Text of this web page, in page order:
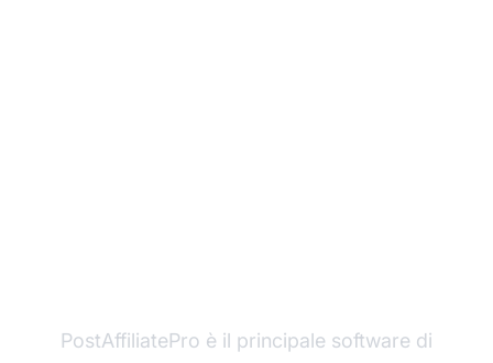
PostAffiliatePro è il principale software di